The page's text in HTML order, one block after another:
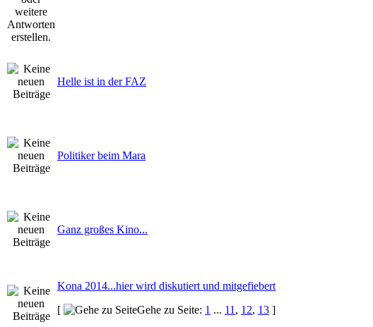
Helle ist in der FAZ
Politiker beim Mara
Ganz großes Kino...
Kona 2014...hier wird diskutiert und mitgefiebert
[
Gehe zu Seite: 1 ... 11 , 12, 13 ]